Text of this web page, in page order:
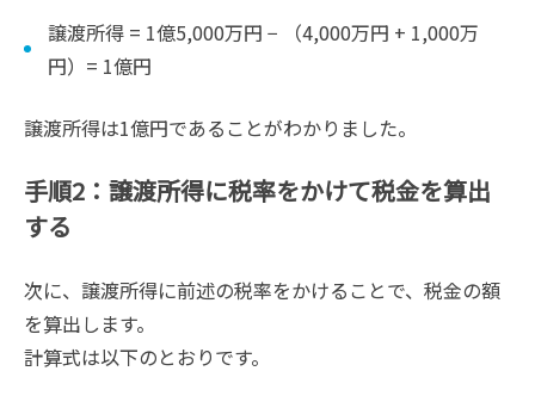
譲渡所得 = 1億5,000万円 − （4,000万円 + 1,000万
円）= 1億円
譲渡所得は1億円であることがわかりました。
手順2：譲渡所得に税率をかけて税金を算出
する
次に、譲渡所得に前述の税率をかけることで、税金の額
を算出します。
計算式は以下のとおりです。